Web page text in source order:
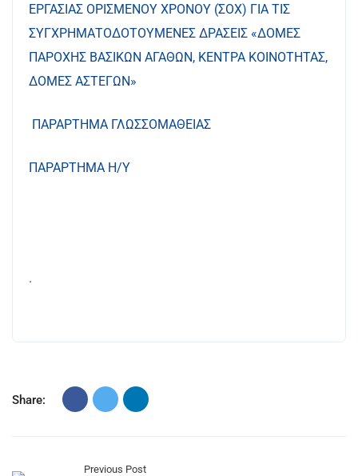
ΕΡΓΑΣΙΑΣ ΟΡΙΣΜΕΝΟΥ ΧΡΟΝΟΥ (ΣΟΧ) ΓΙΑ ΤΙΣ
ΣΥΓΧΡΗΜΑΤΟΔΟΤΟΥΜΕΝΕΣ ΔΡΑΣΕΙΣ «ΔΟΜΕΣ
ΠΑΡΟΧΗΣ ΒΑΣΙΚΩΝ ΑΓΑΘΩΝ, ΚΕΝΤΡΑ ΚΟΙΝΟΤΗΤΑΣ,
ΔΟΜΕΣ ΑΣΤΕΓΩΝ»
ΠΑΡΑΡΤΗΜΑ ΓΛΩΣΣΟΜΑΘΕΙΑΣ
ΠΑΡΑΡΤΗΜΑ Η/Υ
.
Share:
Previous Post